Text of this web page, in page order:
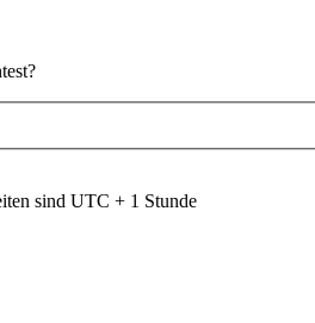
sind UTC + 1 Stunde